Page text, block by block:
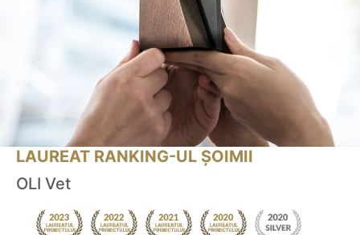
LAUREAT RANKING-UL ȘOIMII
OLI Vet